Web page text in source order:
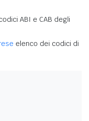
ABI e CAB degli
elenco dei codici di